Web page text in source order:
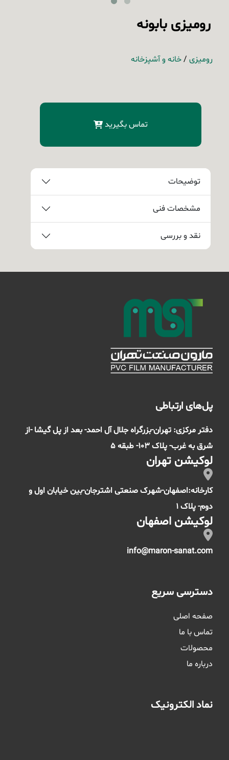
رومیزی بابونه
رومیزی /خانه و آشپزخانه
تماس بگیرید
توضیحات
مشخصات فنی
نقد و بررسی
پل‌های ارتباطی
دفتر مرکزی: تهران-بزرگراه جلال آل احمد- بعد از پل گیشا -از
شرق به غرب- پلاک 103- طبقه 5
لوکیشن تهران
کارخانه:اصفهان-شهرک صنعتی اشترجان-بین خیابان اول و
دوم- پلاک 1
لوکیشن اصفهان
info@maron-sanat.com
دسترسی سریع
صفحه اصلی
تماس با ما
محصولات
درباره ما
نماد الکترونیک